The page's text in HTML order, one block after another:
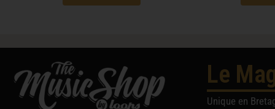
Le
Unique en